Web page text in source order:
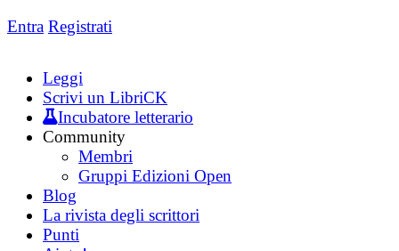
Entra Registrati
Leggi
Scrivi un LibriCK
Incubatore letterario
Community
Membri
Gruppi Edizioni Open
Blog
La rivista degli scrittori
Punti